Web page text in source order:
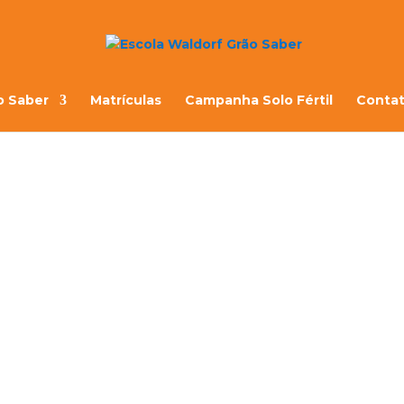
Saber Matrículas Campanha Solo Fértil